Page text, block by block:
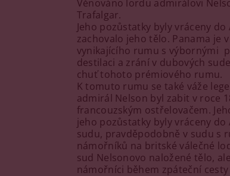
Věnováno lordu admirálovi
Trafalgar.
Jeho pozůstatky byly vráceny
zachovalo jeho tělo. Panama je
vynikajícího rumu s výbornými
destilaci a zrání v dubových
chuť tohoto prémiového rumu.
K tomuto rumu se také váže
admirál Nelson byl zabit v roce
francouzským ostřelovačem.
jeho pozůstatky byly vráceny
sudu, pravděpodobně v sudu s
námořníků na britské válečné
sud Nelsonovo naložené tělo,
námořníci během zpáteční